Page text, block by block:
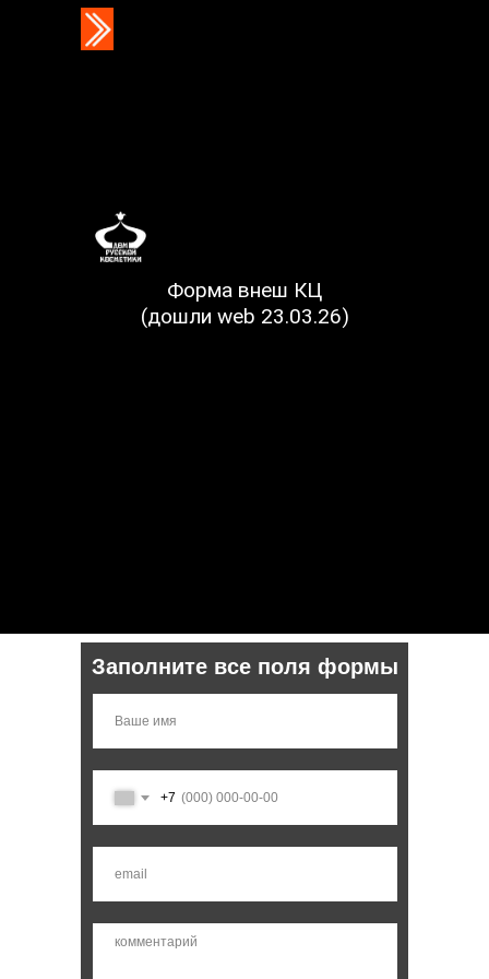
Форма внеш КЦ
(дошли web 23.03.26)
+7
Заполните все поля формы